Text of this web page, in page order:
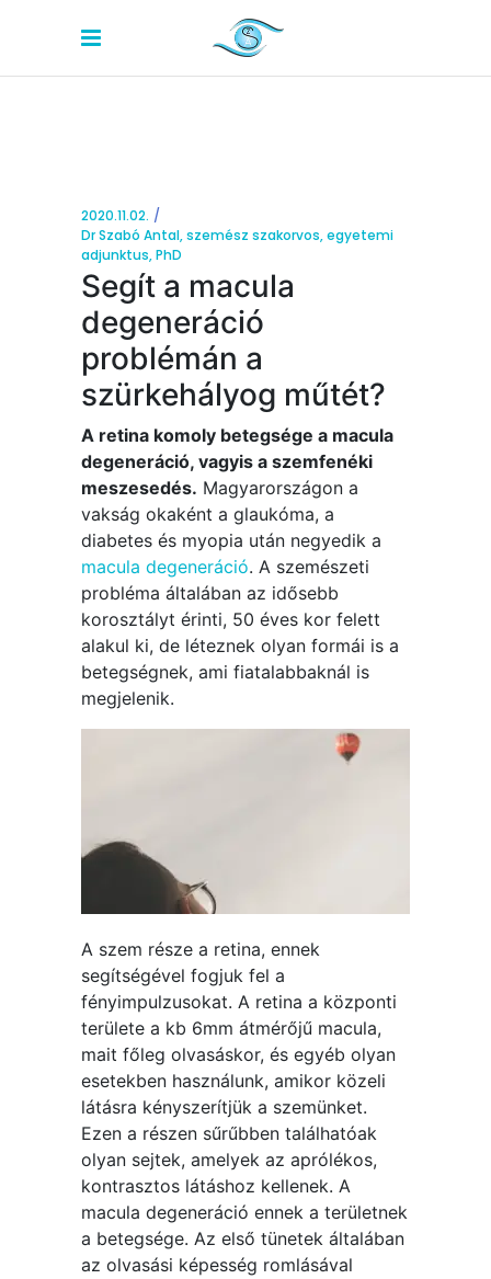
2020.11.02.
Dr Szabó Antal, szemész szakorvos, egyetemi
adjunktus, PhD
Segít a macula
degeneráció
problémán a
szürkehályog műtét?
A retina komoly betegsége a macula
degeneráció, vagyis a szemfenéki
meszesedés. Magyarországon a
vakság okaként a glaukóma, a
diabetes és myopia után negyedik a
macula degeneráció. A szemészeti
probléma általában az idősebb
korosztályt érinti, 50 éves kor felett
alakul ki, de léteznek olyan formái is a
betegségnek, ami fiatalabbaknál is
megjelenik.
A szem része a retina, ennek
segítségével fogjuk fel a
fényimpulzusokat. A retina a központi
területe a kb 6mm átmérőjű macula,
mait főleg olvasáskor, és egyéb olyan
esetekben használunk, amikor közeli
látásra kényszerítjük a szemünket.
Ezen a részen sűrűbben találhatóak
olyan sejtek, amelyek az aprólékos,
kontrasztos látáshoz kellenek. A
macula degeneráció ennek a területnek
a betegsége. Az első tünetek általában
az olvasási képesség romlásával